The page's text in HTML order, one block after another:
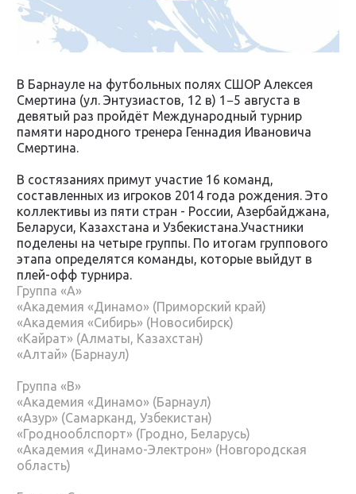
В Барнауле на футбольных полях СШОР Алексея
Смертина (ул. Энтузиастов, 12 в) 1−5 августа в
девятый раз пройдёт Международный турнир
памяти народного тренера Геннадия Ивановича
Смертина.
В состязаниях примут участие 16 команд,
составленных из игроков 2014 года рождения. Это
коллективы из пяти стран - России, Азербайджана,
Беларуси, Казахстана и Узбекистана.Участники
поделены на четыре группы. По итогам группового
этапа определятся команды, которые выйдут в
плей-офф турнира.
Группа «А»
«Академия «Динамо» (Приморский край)
«Академия «Сибирь» (Новосибирск)
«Кайрат» (Алматы, Казахстан)
«Алтай» (Барнаул)
Группа «В»
«Академия «Динамо» (Барнаул)
«Азур» (Самарканд, Узбекистан)
«Гроднооблспорт» (Гродно, Беларусь)
«Академия «Динамо-Электрон» (Новгородская
область)